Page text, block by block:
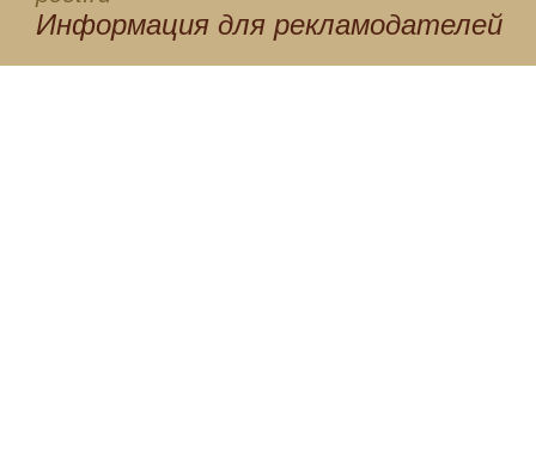
Информация для рекламодателей